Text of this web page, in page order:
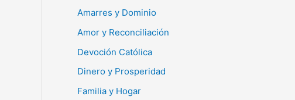
r
Amarres y Dominio
Amor y Reconciliación
Devoción Católica
Dinero y Prosperidad
Familia y Hogar